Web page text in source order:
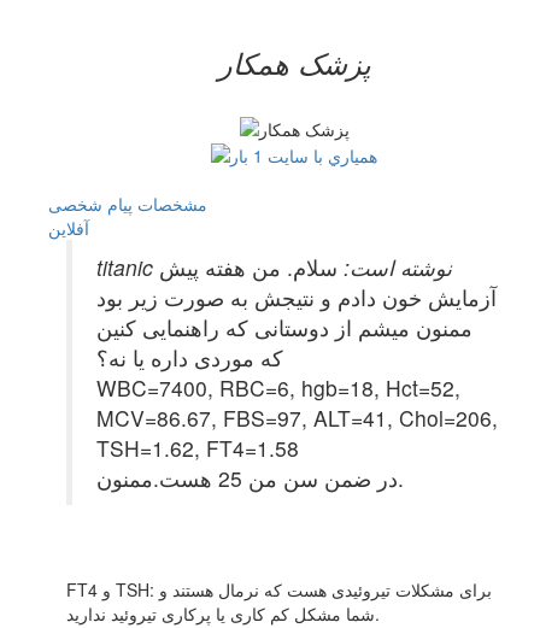
پزشک همکار
مشخصات پیام شخصی
آفلاين
titanic نوشته است: سلام. من هفته پیش
آزمایش خون دادم و نتیجش به صورت زیر بود
ممنون میشم از دوستانی که راهنمایی کنین
که موردی داره یا نه؟
WBC=7400, RBC=6, hgb=18, Hct=52,
MCV=86.67, FBS=97, ALT=41, Chol=206,
TSH=1.62, FT4=1.58
در ضمن سن من 25 هست.ممنون.
FT4 و TSH: برای مشکلات تیروئیدی هست که نرمال هستند و
شما مشکل کم کاری یا پرکاری تیروئید ندارید.